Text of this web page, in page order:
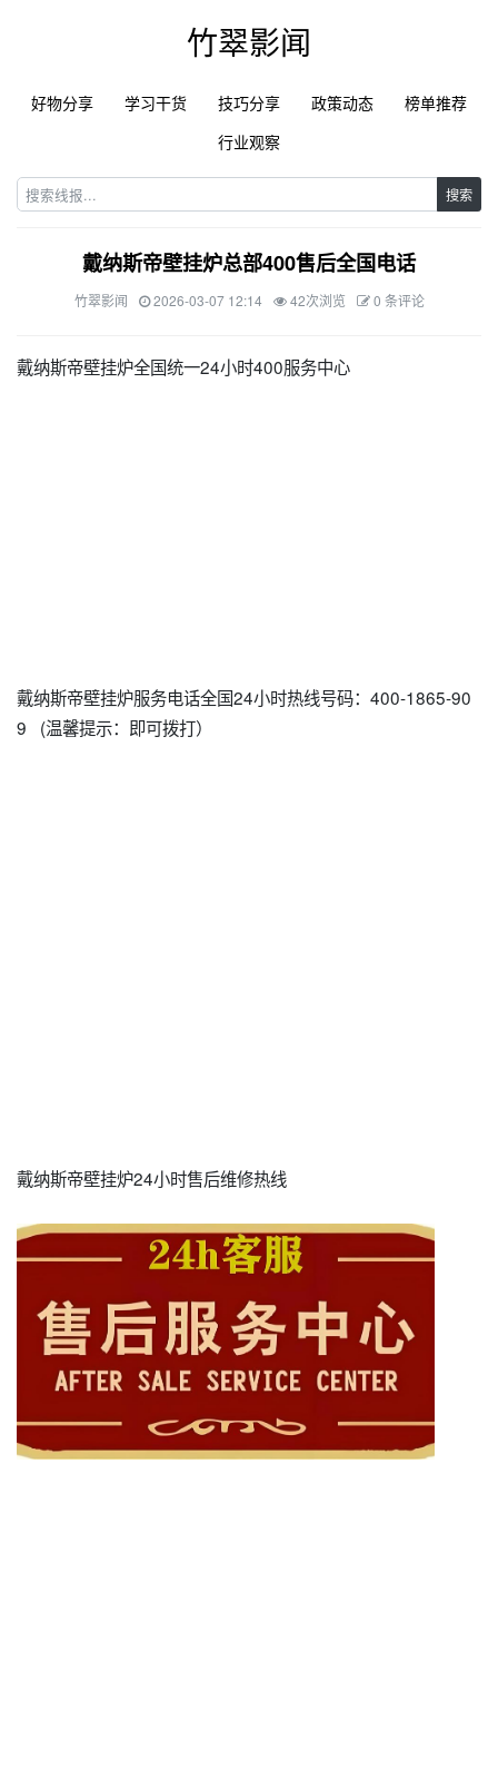
竹翠影闻
好物分享 学习干货 技巧分享 政策动态
榜单推荐
行业观察
搜索
戴纳斯帝壁挂炉总部400售后全国电话
竹翠影闻 2026-03-07 12:14 42次浏览 0 条评论
戴纳斯帝壁挂炉全国统一24小时400服务中心
戴纳斯帝壁挂炉服务电话全国24小时热线号码：400-1865-90
9 (温馨提示：即可拨打）
戴纳斯帝壁挂炉24小时售后维修热线